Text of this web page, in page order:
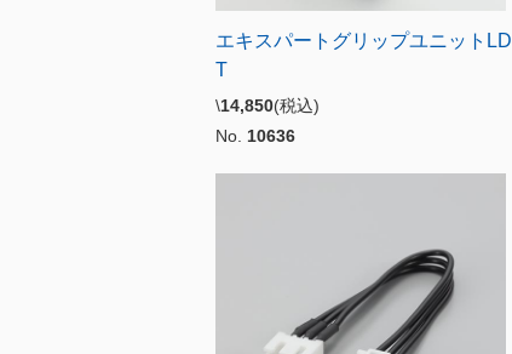
エキスパートグリップユニットLD
T
\14,850(税込)
No. 10636